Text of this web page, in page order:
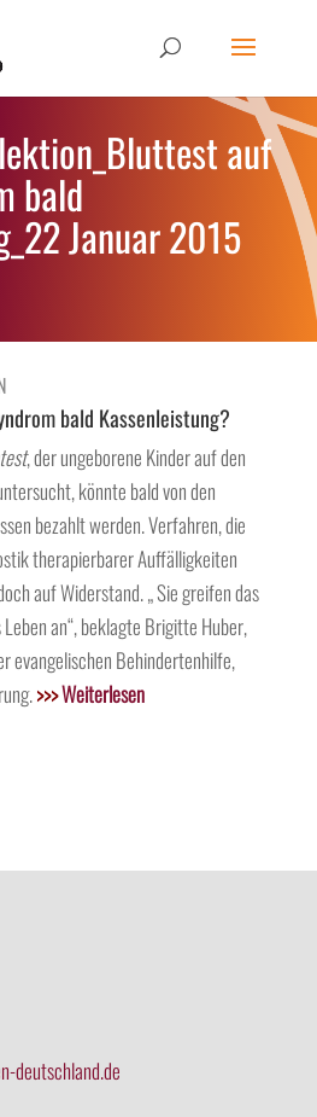
auf
bald
Januar 2015
bald Kassenleistung?
, der ungeborene Kinder auf den
könnte bald von den
bezahlt werden. Verfahren, die
therapierbarer Auffälligkeiten
auf Widerstand. „ Sie greifen das
an“, beklagte Brigitte Huber,
evangelischen Behindertenhilfe,
>>>Weiterlesen
deutschland.de